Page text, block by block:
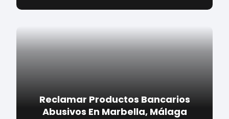
Reclamar Productos Bancarios
Abusivos En Marbella, Málaga